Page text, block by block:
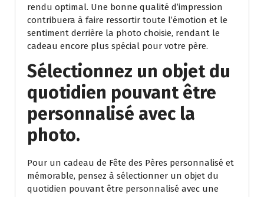
rendu optimal. Une bonne qualité d’impression
contribuera à faire ressortir toute l’émotion et le
sentiment derrière la photo choisie, rendant le
cadeau encore plus spécial pour votre père.
Sélectionnez un objet du
quotidien pouvant être
personnalisé avec la
photo.
Pour un cadeau de Fête des Pères personnalisé et
mémorable, pensez à sélectionner un objet du
quotidien pouvant être personnalisé avec une